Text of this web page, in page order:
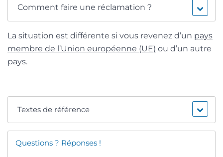
Comment faire une réclamation ?
La situation est différente si vous revenez d’un pays
membre de l’Union européenne (UE) ou d’un autre
pays.
Textes de référence
Questions ? Réponses !